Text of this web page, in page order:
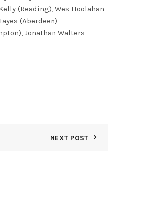
(Reading), Wes Hoolahan
(Aberdeen)
Jonathan Walters
NEXT POST